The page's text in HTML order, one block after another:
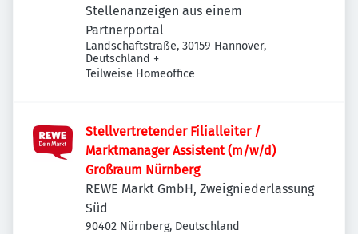
Stellenanzeigen aus einem
Partnerportal
Landschaftstraße, 30159 Hannover,
Deutschland +
Teilweise Homeoffice
Stellvertretender Filialleiter /
Marktmanager Assistent (m/w/d)
Großraum Nürnberg
REWE Markt GmbH, Zweigniederlassung
Süd
90402 Nürnberg, Deutschland